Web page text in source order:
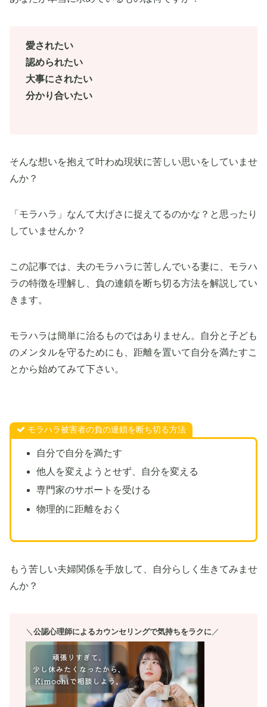
愛されたい
認められたい
大事にされたい
分かり合いたい
そんな想いを抱えて叶わぬ現状に苦しい思いをしていませ
んか？
「モラハラ」なんて大げさに捉えてるのかな？と思ったり
していませんか？
この記事では、夫のモラハラに苦しんでいる妻に、モラハ
ラの特徴を理解し、負の連鎖を断ち切る方法を解説してい
きます。
モラハラは簡単に治るものではありません。自分と子ども
のメンタルを守るためにも、距離を置いて自分を満たすこ
とから始めてみて下さい。
モラハラ被害者の負の連鎖を断ち切る方法
自分で自分を満たす
他人を変えようとせず、自分を変える
専門家のサポートを受ける
物理的に距離をおく
もう苦しい夫婦関係を手放して、自分らしく生きてみませ
んか？
＼ 公認心理師によるカウンセリングで気持ちをラクに ／